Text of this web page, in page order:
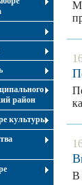
район
культуры
В